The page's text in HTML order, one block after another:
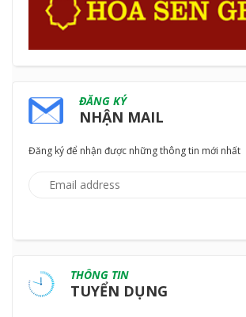
ĐĂNG KÝ
NHẬN MAIL
Đăng ký để nhận được những thông tin mới nhất
THÔNG TIN
TUYỂN DỤNG